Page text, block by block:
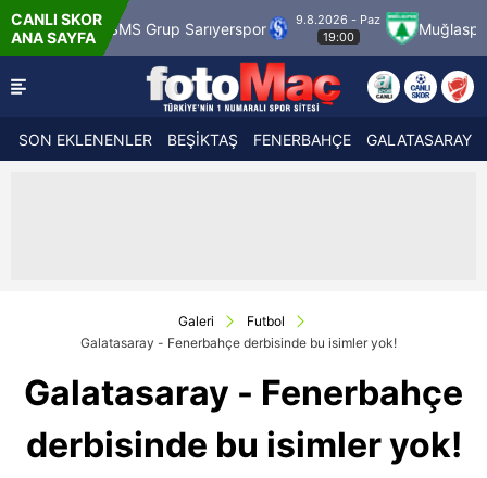
CANLI SKOR
ANA SAYFA
SMS Grup Sarıyerspor
9.8.2026 - Paz
19:00
Muğlaspor
SON EKLENENLER BEŞİKTAŞ FENERBAHÇE GALATASARAY
Galeri
Futbol
Galatasaray - Fenerbahçe derbisinde bu isimler yok!
Galatasaray - Fenerbahçe
derbisinde bu isimler yok!